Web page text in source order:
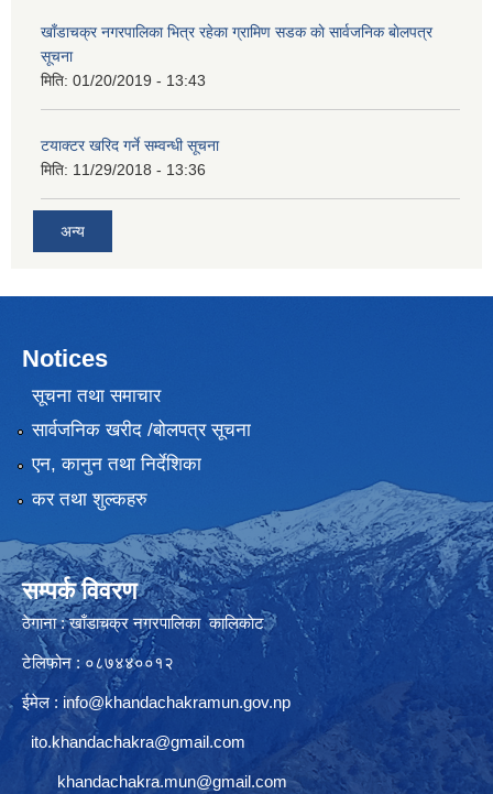
खाँडाचक्र नगरपालिका भित्र रहेका ग्रामिण सडक काे सार्वजनिक बाेलपत्र
सूचना
मिति: 01/20/2019 - 13:43
टयाक्टर खरिद गर्ने सम्वन्धी सूचना
मिति: 11/29/2018 - 13:36
अन्य
Notices
सूचना तथा समाचार
सार्वजनिक खरीद /बोलपत्र सूचना
एन, कानुन तथा निर्देशिका
कर तथा शुल्कहरु
सम्पर्क विवरण
ठेगाना : खाँडाचक्र नगरपालिका कालिकाेट
टेलिफोन : ०८७४४००१२
ईमेल : info@khandachakramun.gov.np
ito.khandachakra@gmail.com
khandachakra.mun@gmail.com